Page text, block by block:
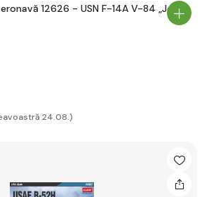
12626 - USN F-14A V-84 „Jolly
24.08.)